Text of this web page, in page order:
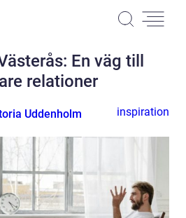
En väg till
relationer
Uddenholm inspiration